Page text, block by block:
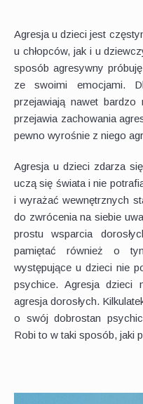
Agresja u dzieci jest
u chłopców, jak i u
sposób agresywny
ze swoimi emocjami.
przejawiają nawet bardzo
przejawia zachowania
pewno wyrośnie z niego
Agresja u dzieci zdarza
uczą się świata i nie
i wyrażać wewnętrznych
do zwrócenia na siebie
prostu wsparcia
pamiętać również o
występujące u dzieci nie
psychice. Agresja dzieci
agresja dorosłych.
o swój dobrostan
Robi to w taki sposób, jaki